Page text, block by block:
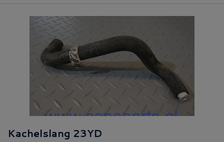
Kachelslang 23YD